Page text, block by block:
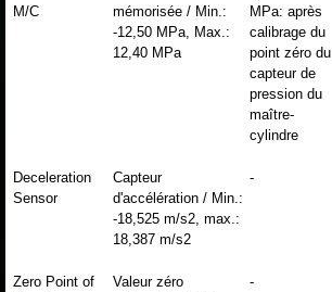
M/C
mémorisée / Min.:
-12,50 MPa, Max.:
12,40 MPa
MPa: après
calibrage du
point zéro du
capteur de
pression du
maître-
cylindre
Deceleration
Sensor
Capteur
d'accélération / Min.:
-18,525 m/s2, max.:
18,387 m/s2
-
Zero Point of
Valeur zéro
-